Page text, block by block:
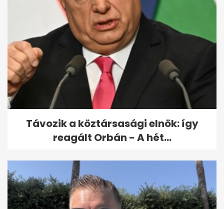
Orbán Viktorért tartanak
szentmisét a születésnapján
Budapesten
Távozik a köztársasági elnök: így
reagált Orbán - A hét...